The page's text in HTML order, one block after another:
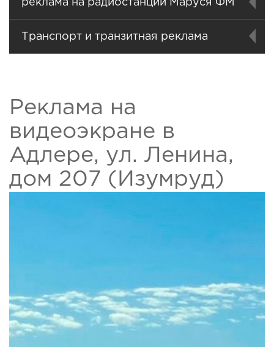
реклама на радиостанции Маруся ФМ
Транспорт и транзитная реклама
Реклама на
видеоэкране в
Адлере, ул. Ленина,
дом 207 (Изумруд)